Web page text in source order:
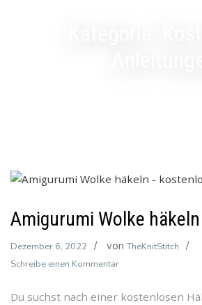
Amigurumi Wolke häkeln
Dezember 6, 2022 vonTheKnitStitch
Schreibe einen Kommentarzu
Wolke
Du suchst nach einer kostenlosen